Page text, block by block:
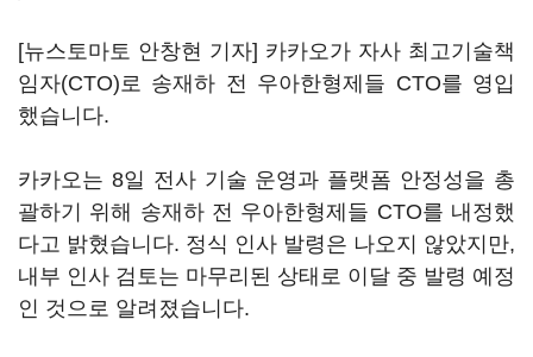
[뉴스토마토 안창현 기자] 카카오가 자사 최고기술책
임자(CTO)로 송재하 전 우아한형제들 CTO를 영입
했습니다.
카카오는 8일 전사 기술 운영과 플랫폼 안정성을 총
괄하기 위해 송재하 전 우아한형제들 CTO를 내정했
다고 밝혔습니다. 정식 인사 발령은 나오지 않았지만,
내부 인사 검토는 마무리된 상태로 이달 중 발령 예정
인 것으로 알려졌습니다.